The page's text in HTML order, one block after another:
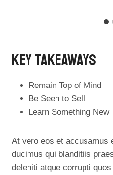
Key Takeaways
Remain Top of Mind
Be Seen to Sell
Learn Something New
At vero eos et accusamus
ducimus qui blanditiis
deleniti atque corrupti